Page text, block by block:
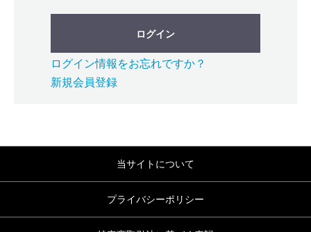
ログイン
ログイン情報をお忘れですか？
新規会員登録
当サイトについて
プライバシーポリシー